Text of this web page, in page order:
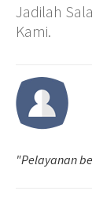
Jadilah
Kami.
"Pelayanan